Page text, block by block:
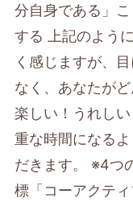
分自身である」
する 上記のよう
く感じますが、
なく、あなたが
楽しい！うれし
重な時間になる
だきます。 ※4つ
標「コーアクテ